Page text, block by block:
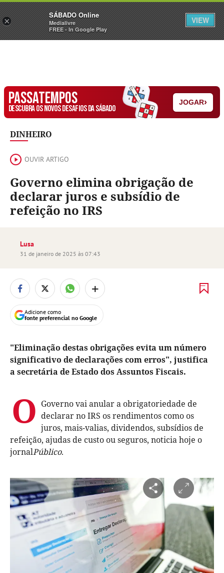
Sábado Assine Iniciar Sessão
PASSATEMPOS
DESCUBRA OS NOVOS DESAFIOS DA SÁBADO
JOGAR›
DINHEIRO
OUVIR ARTIGO
Governo elimina obrigação de
declarar juros e subsídio de
refeição no IRS
Lusa
31 de janeiro de 2025 às 07:43
+
Adicione como
fonte preferencial no Google
"Eliminação destas obrigações evita um número
significativo de declarações com erros", justifica
a secretária de Estado dos Assuntos Fiscais.
O Governo vai anular a obrigatoriedade de
declarar no IRS os rendimentos como os
juros, mais-valias, dividendos, subsídios de
refeição, ajudas de custo ou seguros, noticia hoje o
jornalPúblico.
×
SÁBADO Online
Medialivre
FREE - In Google Play
VIEW